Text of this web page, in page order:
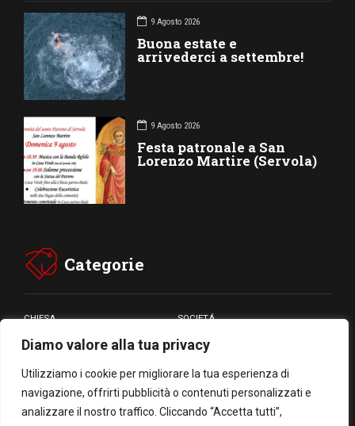
Diamo valore alla tua privacy
Utilizziamo i cookie per migliorare la tua esperienza di
navigazione, offrirti pubblicità o contenuti personalizzati e
analizzare il nostro traffico. Cliccando “Accetta tutti”,
9 Agosto 2026
Buona estate e
arrivederci a settembre!
9 Agosto 2026
Festa patronale a San
Lorenzo Martire (Servola)
Categorie
CHIESA SOCIETÁ
CARITÁ GIUBILEO
CULTURA MEDIA